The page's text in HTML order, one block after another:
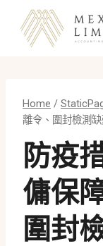
content
Home /
離令、圍封檢測
防疫
傭保
圍封